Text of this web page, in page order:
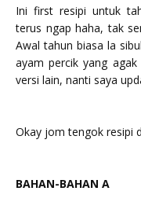
Ini first resipi untuk
terus ngap haha, tak
Awal tahun biasa la
ayam percik yang
versi lain, nanti saya
Okay jom tengok resipi
BAHAN-BAHAN A